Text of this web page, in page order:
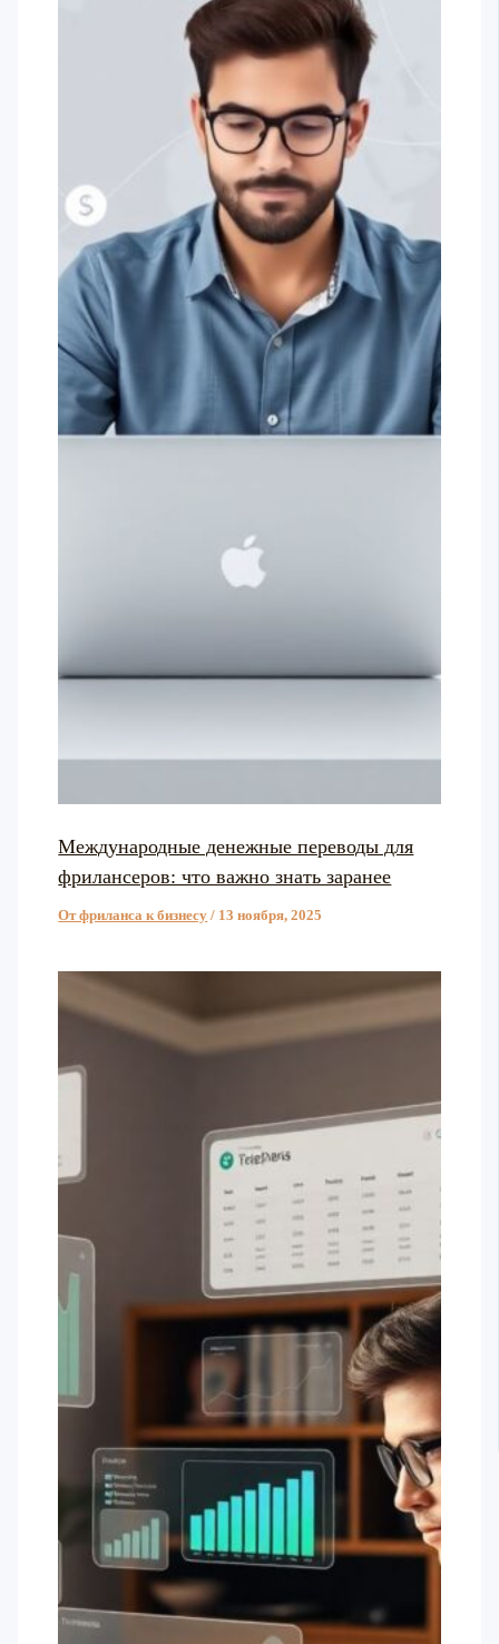
Международные денежные переводы для
фрилансеров: что важно знать заранее
От фриланса к бизнесу / 13 ноября, 2025